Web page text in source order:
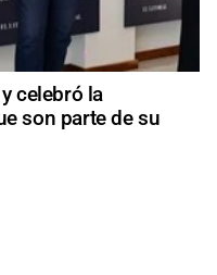
celebró la
son parte de su